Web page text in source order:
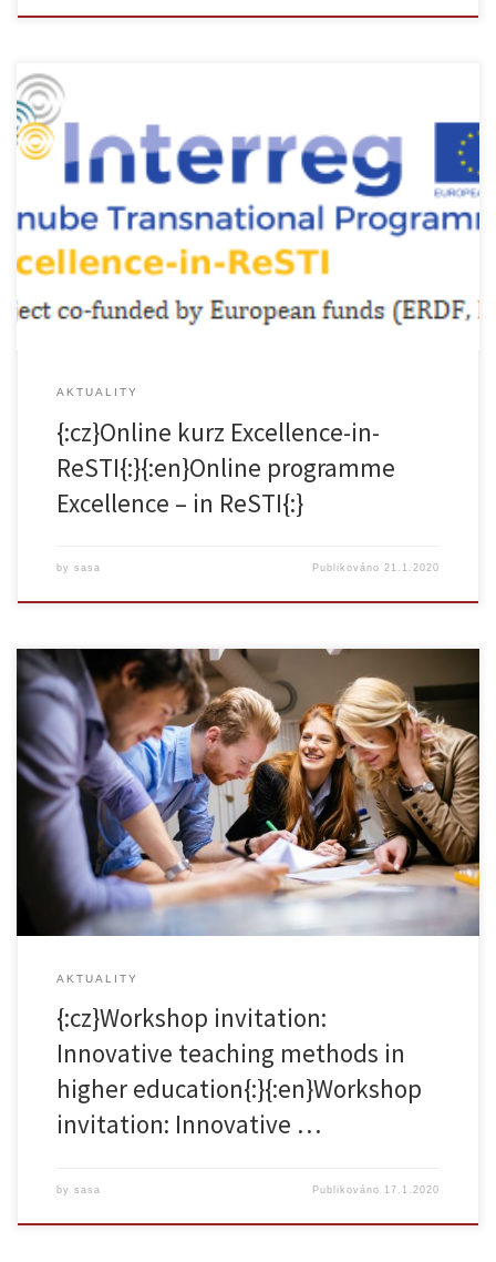
{:cz}Na MOOC platformě jsou všem zájemcům zpřístupněny online
kurzy z projektu ReSTI, zaměřené mimo jiné na řízení projektů. Zkuste
zodpovědět na následující tři otázky, abyste zjistili, zda by Vás kurzy
mohly zajímat. Zajímá vás výzkum a sociální a technologické
inovace? Chcete se zlepšit v oblasti projektového managementu?
Rádi studujete […]
AKTUALITY
{:cz}Online kurz Excellence-in-
ReSTI{:}{:en}Online programme
Excellence – in ReSTI{:}
by sasa Publikováno21.1.2020
{:cz}An international workshop on Innovative teaching methods in
higher education to be held on 19th – 21st February 2020 under the
guidance of lecturers from several European universities from
Denmark, Germany, France and Italy. The workshop is part of project
TEFSI focusing on innovative teaching methods for sustainable food
systems. […]
AKTUALITY
{:cz}Workshop invitation:
Innovative teaching methods in
higher education{:}{:en}Workshop
invitation: Innovative …
by sasa Publikováno 17.1.2020